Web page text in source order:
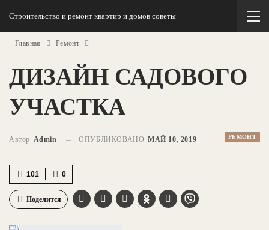
Строительство и ремонт квартир и домов советы
Главная Ремонт
ДИЗАЙН САДОВОГО
УЧАСТКА
РЕМОНТ
Автор Admin ОПУБЛИКОВАНО МАЙ 10, 2019
0
101
Поделится